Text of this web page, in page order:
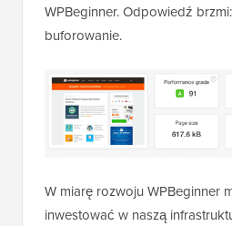
WPBeginner. Odpowiedź
buforowanie.
W miarę rozwoju WPBeginner
inwestować w naszą